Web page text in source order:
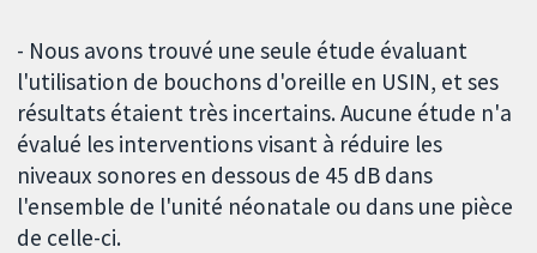
- Nous avons trouvé une seule étude évaluant
l'utilisation de bouchons d'oreille en USIN, et ses
résultats étaient très incertains. Aucune étude n'a
évalué les interventions visant à réduire les
niveaux sonores en dessous de 45 dB dans
l'ensemble de l'unité néonatale ou dans une pièce
de celle-ci.